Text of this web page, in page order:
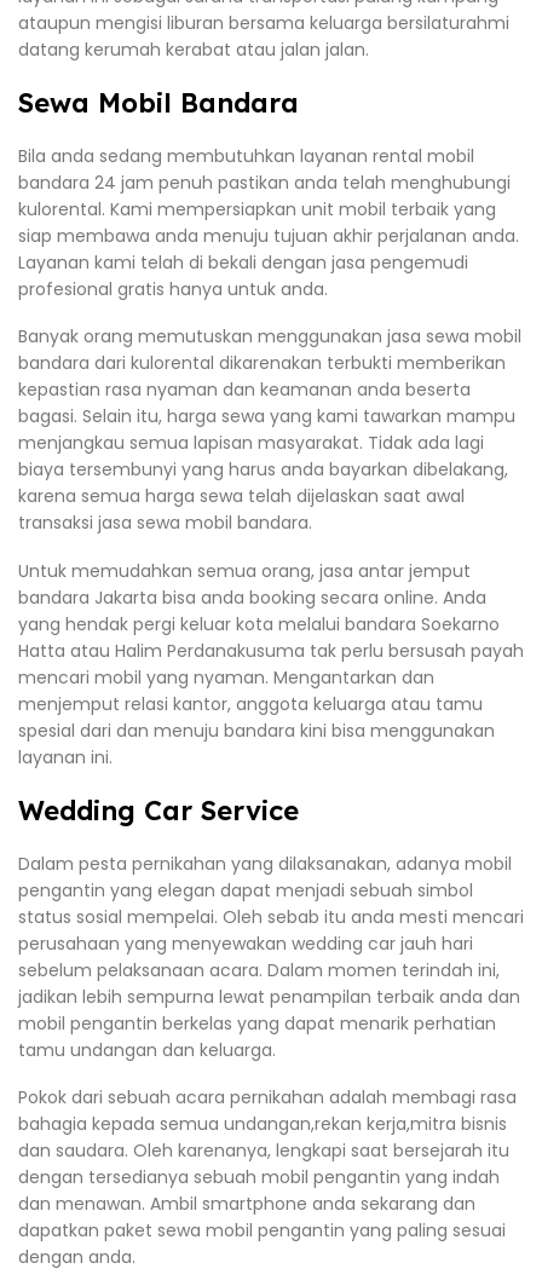
ataupun mengisi liburan bersama keluarga bersilaturahmi
datang kerumah kerabat atau jalan jalan.
Sewa Mobil Bandara
Bila anda sedang membutuhkan layanan rental mobil
bandara 24 jam penuh pastikan anda telah menghubungi
kulorental. Kami mempersiapkan unit mobil terbaik yang
siap membawa anda menuju tujuan akhir perjalanan anda.
Layanan kami telah di bekali dengan jasa pengemudi
profesional gratis hanya untuk anda.
Banyak orang memutuskan menggunakan jasa sewa mobil
bandara dari kulorental dikarenakan terbukti memberikan
kepastian rasa nyaman dan keamanan anda beserta
bagasi. Selain itu, harga sewa yang kami tawarkan mampu
menjangkau semua lapisan masyarakat. Tidak ada lagi
biaya tersembunyi yang harus anda bayarkan dibelakang,
karena semua harga sewa telah dijelaskan saat awal
transaksi jasa sewa mobil bandara.
Untuk memudahkan semua orang, jasa antar jemput
bandara Jakarta bisa anda booking secara online. Anda
yang hendak pergi keluar kota melalui bandara Soekarno
Hatta atau Halim Perdanakusuma tak perlu bersusah payah
mencari mobil yang nyaman. Mengantarkan dan
menjemput relasi kantor, anggota keluarga atau tamu
spesial dari dan menuju bandara kini bisa menggunakan
layanan ini.
Wedding Car Service
Dalam pesta pernikahan yang dilaksanakan, adanya mobil
pengantin yang elegan dapat menjadi sebuah simbol
status sosial mempelai. Oleh sebab itu anda mesti mencari
perusahaan yang menyewakan wedding car jauh hari
sebelum pelaksanaan acara. Dalam momen terindah ini,
jadikan lebih sempurna lewat penampilan terbaik anda dan
mobil pengantin berkelas yang dapat menarik perhatian
tamu undangan dan keluarga.
Pokok dari sebuah acara pernikahan adalah membagi rasa
bahagia kepada semua undangan,rekan kerja,mitra bisnis
dan saudara. Oleh karenanya, lengkapi saat bersejarah itu
dengan tersedianya sebuah mobil pengantin yang indah
dan menawan. Ambil smartphone anda sekarang dan
dapatkan paket sewa mobil pengantin yang paling sesuai
dengan anda.